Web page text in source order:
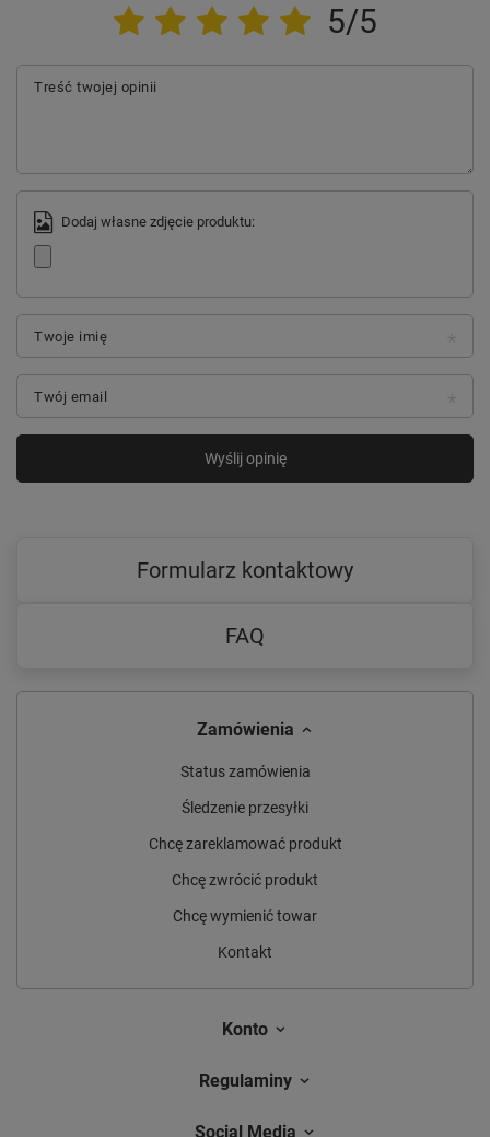
5/5
Treść twojej opinii
Dodaj własne zdjęcie produktu:
Twoje imię
Twój email
Wyślij opinię
Formularz kontaktowy
FAQ
Zamówienia
Status zamówienia
Śledzenie przesyłki
Chcę zareklamować produkt
Chcę zwrócić produkt
Chcę wymienić towar
Kontakt
Konto
Regulaminy
Social Media